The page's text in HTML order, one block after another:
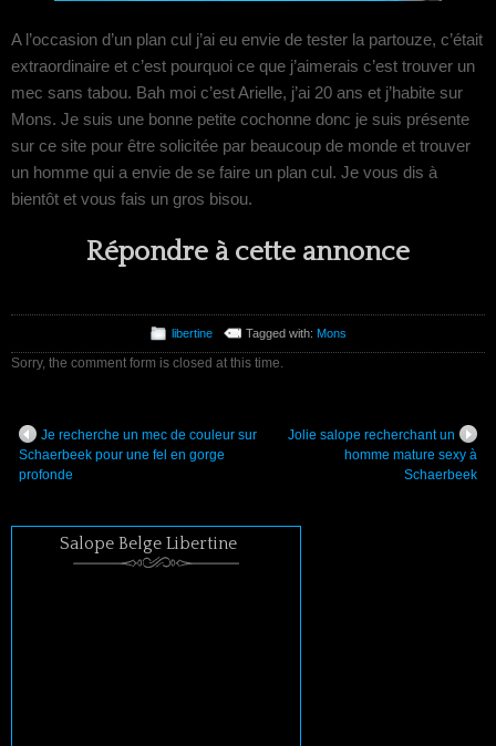
A l’occasion d’un plan cul j’ai eu envie de tester la partouze, c’était
extraordinaire et c’est pourquoi ce que j’aimerais c’est trouver un
mec sans tabou. Bah moi c’est Arielle, j’ai 20 ans et j’habite sur
Mons. Je suis une bonne petite cochonne donc je suis présente
sur ce site pour être solicitée par beaucoup de monde et trouver
un homme qui a envie de se faire un plan cul. Je vous dis à
bientôt et vous fais un gros bisou.
Répondre à cette annonce
libertine Tagged with:Mons
Sorry, the comment form is closed at this time.
Je recherche un mec de couleur sur
Schaerbeek pour une fel en gorge
profonde
Jolie salope recherchant un
homme mature sexy à
Schaerbeek
Salope Belge Libertine